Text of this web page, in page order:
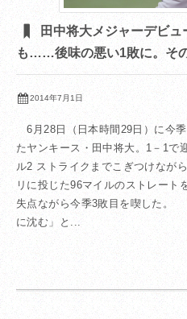
田中将大メジャーデビュ
も……後味の悪い1敗に。そ
2014年7月1日
6月28日（日本時間29日）に今
たヤンキース・田中将大。1－1で
ル2 ストライクまでこぎつけなが
リに投じた96マイルのストレート
失点ながら今季3敗目を喫した。
に沈む」と...